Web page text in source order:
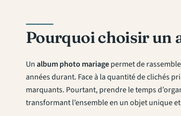
Pourquoi choisir un
Unalbum photo mariagepermet de
années durant. Face à la quantité de clichés
marquants. Pourtant, prendre le temps
transformant l’ensemble en un objet unique